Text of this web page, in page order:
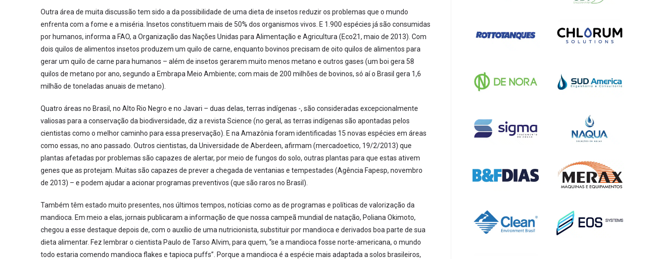
Outra área de muita discussão tem sido a da possibilidade de uma dieta de insetos reduzir os problemas que o mundo
enfrenta com a fome e a miséria. Insetos constituem mais de 50% dos organismos vivos. E 1.900 espécies já são consumidas
por humanos, informa a FAO, a Organização das Nações Unidas para Alimentação e Agricultura (Eco21, maio de 2013). Com
dois quilos de alimentos insetos produzem um quilo de carne, enquanto bovinos precisam de oito quilos de alimentos para
gerar um quilo de carne para humanos – além de insetos gerarem muito menos metano e outros gases (um boi gera 58
quilos de metano por ano, segundo a Embrapa Meio Ambiente; com mais de 200 milhões de bovinos, só aí o Brasil gera 1,6
milhão de toneladas anuais de metano).
Quatro áreas no Brasil, no Alto Rio Negro e no Javari – duas delas, terras indígenas -, são consideradas excepcionalmente
valiosas para a conservação da biodiversidade, diz a revista Science (no geral, as terras indígenas são apontadas pelos
cientistas como o melhor caminho para essa preservação). E na Amazônia foram identificadas 15 novas espécies em áreas
como essas, no ano passado. Outros cientistas, da Universidade de Aberdeen, afirmam (mercadoetico, 19/2/2013) que
plantas afetadas por problemas são capazes de alertar, por meio de fungos do solo, outras plantas para que estas ativem
genes que as protejam. Muitas são capazes de prever a chegada de ventanias e tempestades (Agência Fapesp, novembro
de 2013) – e podem ajudar a acionar programas preventivos (que são raros no Brasil).
Também têm estado muito presentes, nos últimos tempos, notícias como as de programas e políticas de valorização da
mandioca. Em meio a elas, jornais publicaram a informação de que nossa campeã mundial de natação, Poliana Okimoto,
chegou a esse destaque depois de, com o auxílio de uma nutricionista, substituir por mandioca e derivados boa parte de sua
dieta alimentar. Fez lembrar o cientista Paulo de Tarso Alvim, para quem, “se a mandioca fosse norte-americana, o mundo
todo estaria comendo mandioca flakes e tapioca puffs”. Porque a mandioca é a espécie mais adaptada a solos brasileiros,